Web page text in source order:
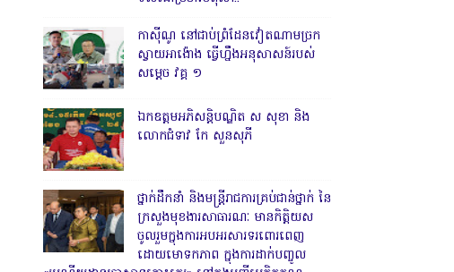
កាសុីណូ នៅជាប់ព្រំដែនវៀតណាមច្រក
ស្វាយអាង៉ោង ធ្វើហ្នឹងអនុសាសន៍របស់
សម្ដេច វគ្គ ១
ឯកឧត្តមអភិសន្តិបណ្ឌិត ស សុខា និង
លោកជំទាវ កែ សួនសុភី
ថ្នាក់ដឹកនាំ និងមន្ត្រីរាជការគ្រប់ជាន់ថ្នាក់ នៃ
ក្រសួងមុខងារសាធារណៈ មានកិត្តិយស
ចូលរួមក្នុងការអបអរសារទរពោរពេញ
ដោយមោទកភាព ក្នុងការដាក់បញ្ចូល